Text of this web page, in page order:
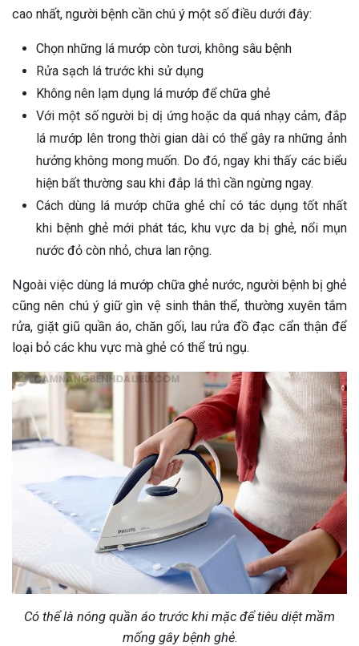
cao nhất, người bệnh cần chú ý một số điều dưới đây:
Chọn những lá mướp còn tươi, không sâu bệnh
Rửa sạch lá trước khi sử dụng
Không nên lạm dụng lá mướp để chữa ghẻ
Với một số người bị dị ứng hoặc da quá nhạy cảm, đắp
lá mướp lên trong thời gian dài có thể gây ra những ảnh
hưởng không mong muốn. Do đó, ngay khi thấy các biểu
hiện bất thường sau khi đắp lá thì cần ngừng ngay.
Cách dùng lá mướp chữa ghẻ chỉ có tác dụng tốt nhất
khi bệnh ghẻ mới phát tác, khu vực da bị ghẻ, nổi mụn
nước đỏ còn nhỏ, chưa lan rộng.
Ngoài việc dùng lá mướp chữa ghẻ nước, người bệnh bị ghẻ
cũng nên chú ý giữ gìn vệ sinh thân thể, thường xuyên tắm
rửa, giặt giũ quần áo, chăn gối, lau rửa đồ đạc cẩn thận để
loại bỏ các khu vực mà ghẻ có thể trú ngụ.
Có thể là nóng quần áo trước khi mặc để tiêu diệt mầm
mống gây bệnh ghẻ.